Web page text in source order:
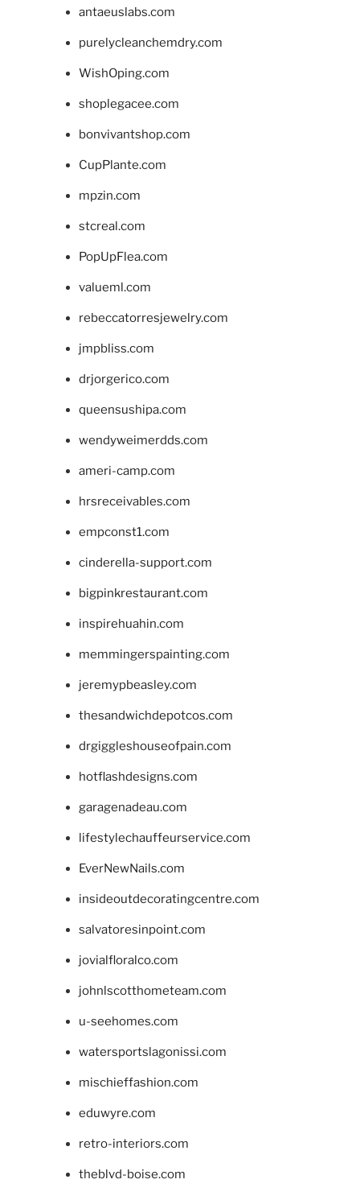
antaeuslabs.com
purelycleanchemdry.com
WishOping.com
shoplegacee.com
bonvivantshop.com
CupPlante.com
mpzin.com
stcreal.com
PopUpFlea.com
valueml.com
rebeccatorresjewelry.com
jmpbliss.com
drjorgerico.com
queensushipa.com
wendyweimerdds.com
ameri-camp.com
hrsreceivables.com
empconst1.com
cinderella-support.com
bigpinkrestaurant.com
inspirehuahin.com
memmingerspainting.com
jeremypbeasley.com
thesandwichdepotcos.com
drgiggleshouseofpain.com
hotflashdesigns.com
garagenadeau.com
lifestylechauffeurservice.com
EverNewNails.com
insideoutdecoratingcentre.com
salvatoresinpoint.com
jovialfloralco.com
johnlscotthometeam.com
u-seehomes.com
watersportslagonissi.com
mischieffashion.com
eduwyre.com
retro-interiors.com
theblvd-boise.com